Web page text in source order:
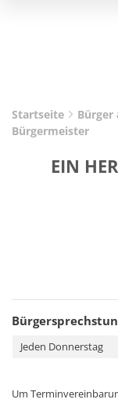
Startseite Bürger
Bürgermeister
EIN
Jeden Donnerstag
Um